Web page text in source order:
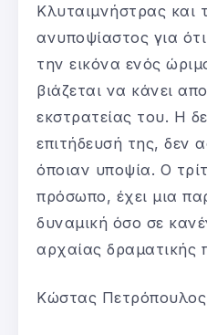
Κλυταιμνήστρας
ανυποψίαστος για ότι
την εικόνα ενός
βιάζεται να κάνει
εκστρατείας του. Η
επιτήδευσή της, δεν
όποιαν υποψία. Ο
πρόσωπο, έχει μια
δυναμική όσο σε
αρχαίας δραματικής
Κώστας Πετρόπουλος